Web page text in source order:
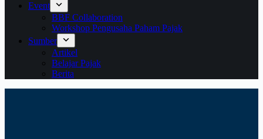
Event
BBF Collaboration
Workshop Pengusaha Paham Pajak
Sumber
Artikel
Belajar Pajak
Berita